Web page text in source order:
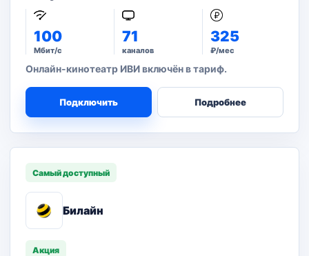
100
Мбит/с
71
каналов
325
₽/мес
Онлайн-кинотеатр ИВИ включён в тариф.
Подключить Подробнее
Самый доступный
Билайн
Акция